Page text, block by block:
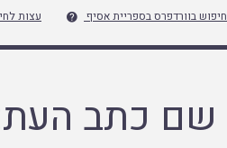
חיפוש בוורדפרס בספריית אסיף  עצות
שם כתב